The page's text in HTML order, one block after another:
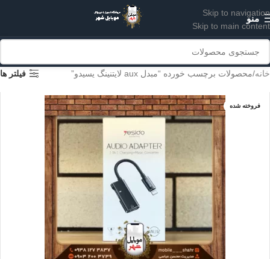
Skip to navigation
Skip to main content
منو
خانه محصولات برچسب خورده “مبدل aux لایتنینگ یسیدو” فیلتر ها
فروخته شده